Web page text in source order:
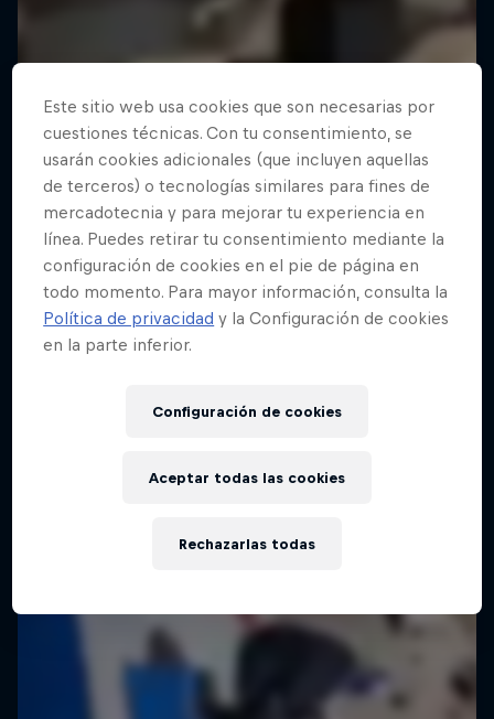
Este sitio web usa cookies que son necesarias por
cuestiones técnicas. Con tu consentimiento, se
usarán cookies adicionales (que incluyen aquellas
de terceros) o tecnologías similares para fines de
mercadotecnia y para mejorar tu experiencia en
línea. Puedes retirar tu consentimiento mediante la
configuración de cookies en el pie de página en
todo momento. Para mayor información, consulta la
Política de privacidad y la Configuración de cookies
en la parte inferior.
Configuración de cookies
Rechazarlas todas
Aceptar todas las cookies